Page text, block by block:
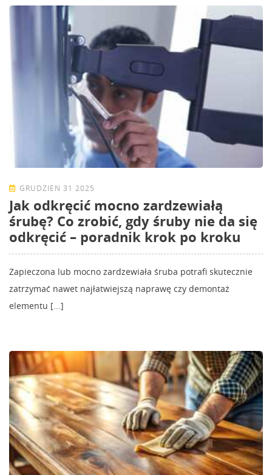
GRUDZIEŃ 31 2025
Jak odkręcić mocno zardzewiałą
śrubę? Co zrobić, gdy śruby nie da się
odkręcić – poradnik krok po kroku
Zapieczona lub mocno zardzewiała śruba potrafi skutecznie
zatrzymać nawet najłatwiejszą naprawę czy demontaż
elementu [...]